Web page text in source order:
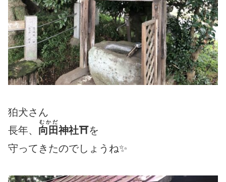
狛犬さん
長年、 向田
むかだ
神社⛩を
守ってきたのでしょうね✨